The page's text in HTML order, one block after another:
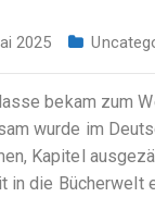
2025
bekam zum
wurde im
Kapitel
in die Bücherwelt